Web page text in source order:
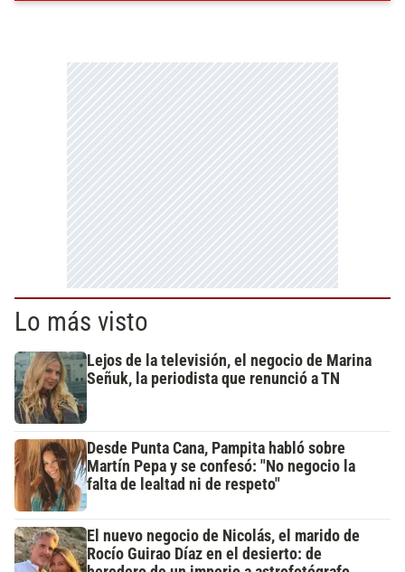
Lo más visto
Lejos de la televisión, el negocio de Marina
Señuk, la periodista que renunció a TN
Desde Punta Cana, Pampita habló sobre
Martín Pepa y se confesó: "No negocio la
falta de lealtad ni de respeto"
El nuevo negocio de Nicolás, el marido de
Rocío Guirao Díaz en el desierto: de